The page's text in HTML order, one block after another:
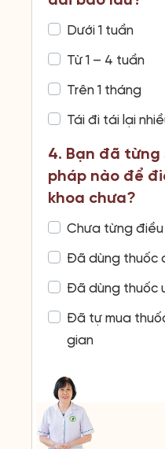
Dưới 1 tuần
Từ 1 – 4 tuần
Trên 1 tháng
Tái đi tái lại
4. Bạn đã từng
pháp nào để
khoa chưa?
Chưa từng
Đã dùng thuốc
Đã dùng thuốc
Đã tự mua
gian